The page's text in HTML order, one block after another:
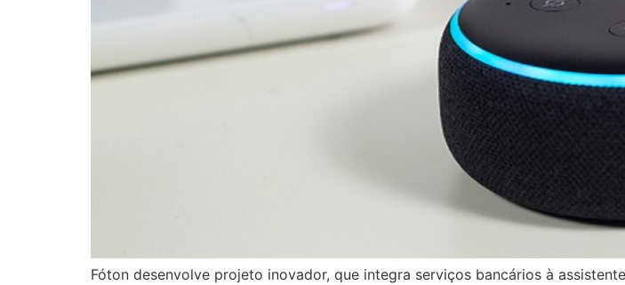
Fóton desenvolve projeto inovador, que integra serviços bancários à